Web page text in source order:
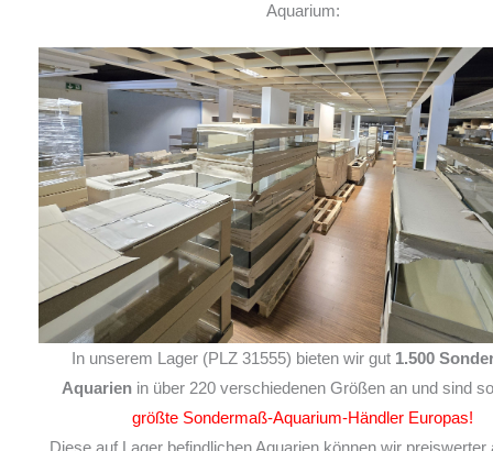
Aquarium:
In unserem Lager (PLZ 31555) bieten wir gut 1.500
Aquarien in über 220 verschiedenen Größen an und sind
größte Sondermaß-Aquarium-Händler Europas!
Diese auf Lager befindlichen Aquarien können wir preiswerter